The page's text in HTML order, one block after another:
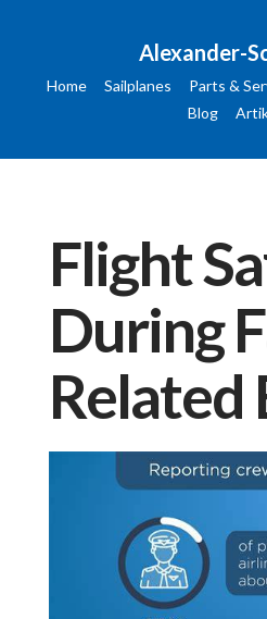
Alexander-
Home Sailplanes Parts &
Blog
Flight
During
Related